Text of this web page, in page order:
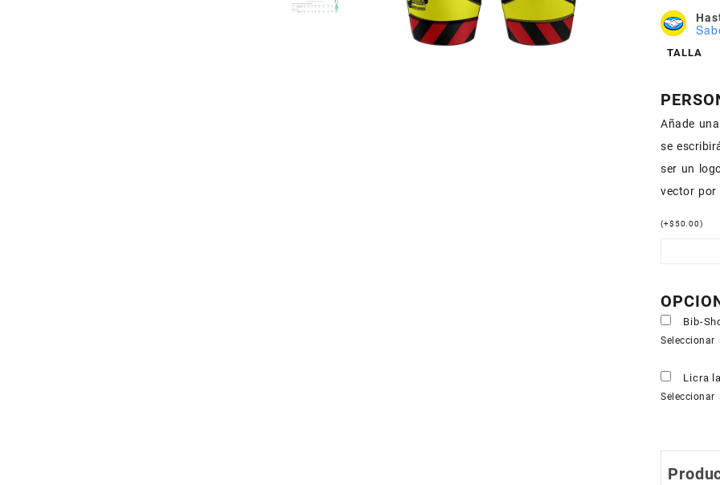
TALLA
Añade
se
ser un
vector por
(+$50.00)
Bib-
Licra